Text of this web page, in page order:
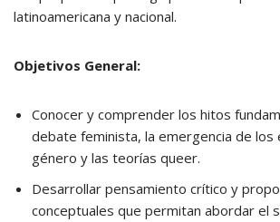
latinoamericana y nacional.
Objetivos General:
Conocer y comprender los hitos
debate feminista, la emergencia de los
género y las teorías queer.
Desarrollar pensamiento crítico y
conceptuales que permitan abordar el